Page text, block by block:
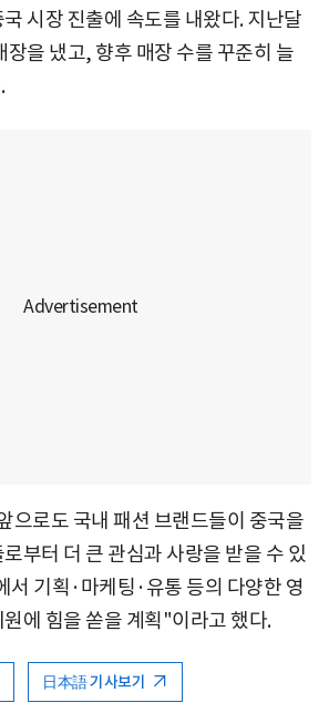
시장 진출에 속도를 내왔다. 지난달
장을 냈고, 향후 매장 수를 꾸준히 늘
으로도 국내 패션 브랜드들이 중국을
부터 더 큰 관심과 사랑을 받을 수 있
서 기획·마케팅·유통 등의 다양한 영
에 힘을 쏟을 계획"이라고 했다.
日本語 기사보기